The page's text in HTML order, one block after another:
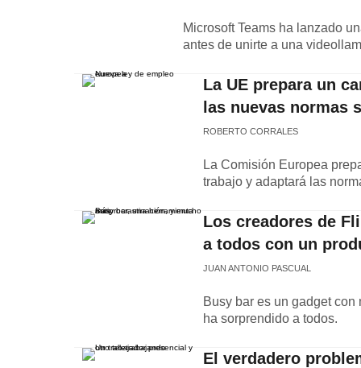
Microsoft Teams ha lanzado
antes de unirte a una
La UE prepara un
las nuevas normas
ROBERTO CORRALES
La Comisión Europea
trabajo y adaptará las
Los creadores de
a todos con un
JUAN ANTONIO PASCUAL
Busy bar es un gadget
ha sorprendido a todos.
El verdadero